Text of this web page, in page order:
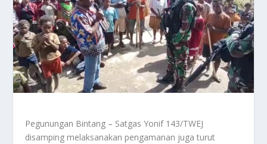
Pegunungan Bintang – Satgas Yonif 143/TWEJ
disamping melaksanakan pengamanan juga turut